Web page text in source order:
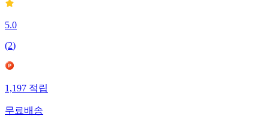
5.0
(2)
1,197 적립
무료배송